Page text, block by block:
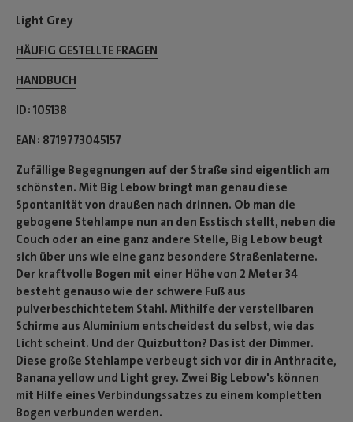
Light Grey
HÄUFIG GESTELLTE FRAGEN
HANDBUCH
ID 105138
EAN 8719773045157
Zufällige Begegnungen auf der Straße sind eigentlich am
schönsten. Mit Big Lebow bringt man genau diese
Spontanität von draußen nach drinnen. Ob man die
gebogene Stehlampe nun an den Esstisch stellt, neben die
Couch oder an eine ganz andere Stelle, Big Lebow beugt
sich über uns wie eine ganz besondere Straßenlaterne.
Der kraftvolle Bogen mit einer Höhe von 2 Meter 34
besteht genauso wie der schwere Fuß aus
pulverbeschichtetem Stahl. Mithilfe der verstellbaren
Schirme aus Aluminium entscheidest du selbst, wie das
Licht scheint. Und der Quizbutton? Das ist der Dimmer.
Diese große Stehlampe verbeugt sich vor dir in Anthracite,
Banana yellow und Light grey. Zwei Big Lebow's können
mit Hilfe eines Verbindungssatzes zu einem kompletten
Bogen verbunden werden.